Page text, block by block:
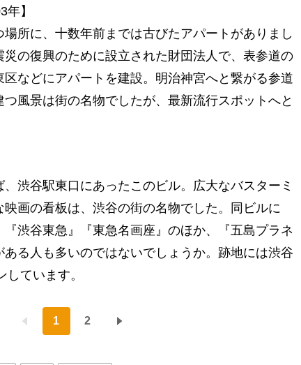
】
所に、十数年前までは古びたアパートがありまし
の復興のために設立された財団法人で、表参道の
などにアパートを建設。明治神宮へと繋がる参道
風景は街の名物でしたが、最新流行スポットへと
渋谷駅東口にあったこのビル。広大なバスターミ
画の看板は、渋谷の街の名物でした。同ビルに
渋谷東急』『東急名画座』のほか、『五島プラネ
る人も多いのではないでしょうか。跡地には渋谷
ています。
1 2